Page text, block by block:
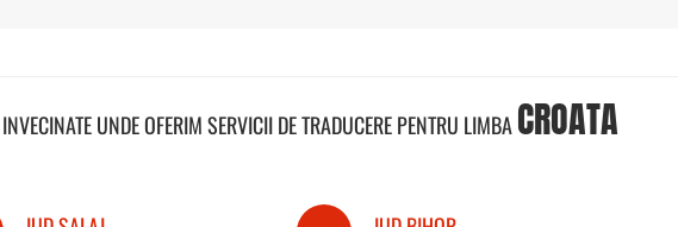
INVECINATE UNDE OFERIM SERVICII DE TRADUCERE PENTRU LIMBACROATA